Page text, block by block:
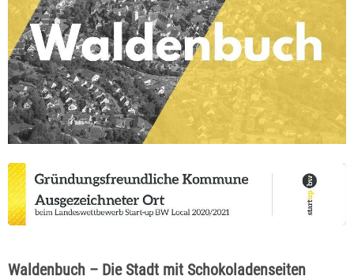
Waldenbuch – Die Stadt mit Schokoladenseiten